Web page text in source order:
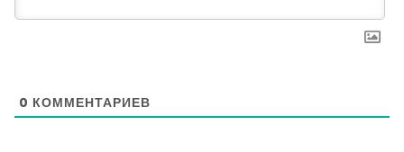
0 КОММЕНТАРИЕВ